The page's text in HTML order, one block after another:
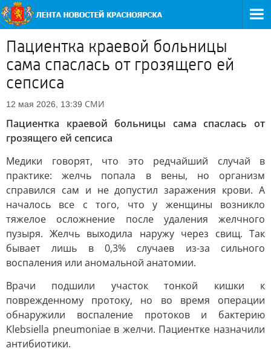
Пациентка краевой больницы
сама спаслась от грозящего ей
сепсиса
12 мая 2026, 13:39 СМИ
Пациентка краевой больницы сама спаслась от
грозящего ей сепсиса
Медики говорят, что это редчайший случай в
практике: желчь попала в вены, но организм
справился сам и не допустил заражения крови. А
началось все с того, что у женщины возникло
тяжелое осложнение после удаления желчного
пузыря. Желчь выходила наружу через свищ. Так
бывает лишь в 0,3% случаев из-за сильного
воспаления или аномальной анатомии.
Врачи подшили участок тонкой кишки к
поврежденному протоку, но во время операции
обнаружили воспаление протоков и бактерию
Klebsiella pneumoniae в желчи. Пациентке назначили
антибиотики.